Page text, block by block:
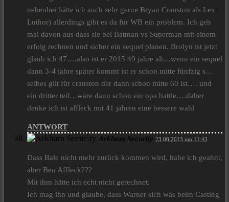
nebenbei hätte ich auch sehr gerne Bryan Cranston als Lex
Luthor) allerdings gibt es da für WB ein problem. Ich geh
mal davon aus dass sie bei Batman vs Superman mit einem
erfolg rechnen und sicher ein sequel planen. Brolyn ist jetzt
glaub ich 47….also ist er 2015 49 jahre alt…wenn ein sequel
dann 3-4 jahre später kommt ist er schon mitte fünfzig s…
selbes gilt für cranston der dann schon mitte 60 ist…. und
ein dritter teil…wäre dann schon ein opa battle….daher
denke ich ist affleck mit 41 jahren eine bessere wahl
ANTWORT
Arkham Security 23.08.2013 um 11:43
Dass Bale nicht mehr zurück kommen wird, habe ich geahnt,
aber Ben Affleck???
Mit ihm hätte ich echt nicht gerechnet.
Ich mag ihn und glaube, dass Warner sich was beim Casting